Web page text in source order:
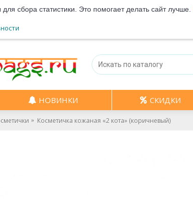
сбора статистики. Это помогает делать сайт лучше.
НОВИНКИ СКИДКИ
Косметичка кожаная «2 кота» (коричневый)